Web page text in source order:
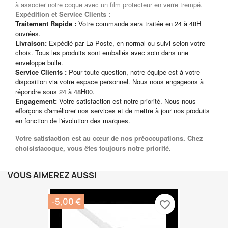
à associer notre coque avec un film protecteur en verre trempé.
Expédition et Service Clients :
Traitement Rapide : Votre commande sera traitée en 24 à 48H
ouvrées.
Livraison: Expédié par La Poste, en normal ou suivi selon votre
choix. Tous les produits sont emballés avec soin dans une
enveloppe bulle.
Service Clients : Pour toute question, notre équipe est à votre
disposition via votre espace personnel. Nous nous engageons à
répondre sous 24 à 48H00.
Engagement: Votre satisfaction est notre priorité. Nous nous
efforçons d'améliorer nos services et de mettre à jour nos produits
en fonction de l'évolution des marques.
Votre satisfaction est au cœur de nos préoccupations. Chez
choisistacoque, vous êtes toujours notre priorité.
VOUS AIMEREZ AUSSI
-5,00 € favorite_border